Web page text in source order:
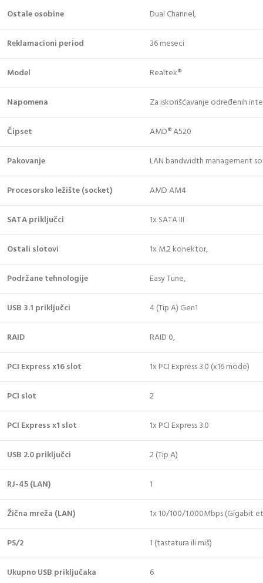
Ostale osobine Dual Channel,
Reklamacioni period 36 meseci
Model Realtek®
Napomena Za iskorišćavanje određenih
Čipset AMD® A520
Pakovanje LAN bandwidth management
Procesorsko ležište (socket) AMD AM4
SATA priključci 1x SATA III
Ostali slotovi 1x M.2 konektor,
Podržane tehnologije Easy Tune,
USB 3.1 priključci 4 (Tip A) Gen1
RAID RAID 0,
PCI Express x16 slot 1x PCI Express 3.0 (x16 mode)
PCI slot 2
PCI Express x1 slot 1x PCI Express 3.0
USB 2.0 priključci 2 (Tip A)
RJ-45 (LAN) 1
Žična mreža (LAN) 1x 10/100/1.000Mbps (Gigabit
PS/2 1 (tastatura ili miš)
Ukupno USB priključaka 6